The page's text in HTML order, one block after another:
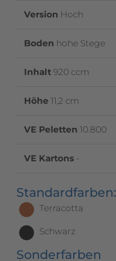
Version Hoch
Boden hohe Stege
Inhalt 920 ccm
Höhe 11,2 cm
VE Peletten 10.800
VE Kartons -
Standardfarben:
Terracotta
Schwarz
Sonderfarben